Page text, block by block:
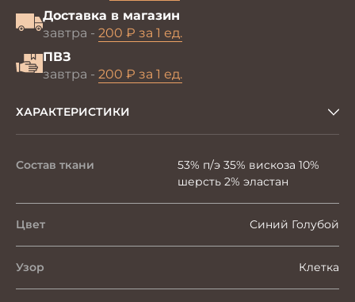
Доставка в магазин
завтра - 200 ₽ за 1 ед.
ПВЗ
завтра - 200 ₽ за 1 ед.
ХАРАКТЕРИСТИКИ
Состав ткани
53% п/э 35% вискоза 10%
шерсть 2% эластан
Цвет Синий Голубой
Узор Клетка